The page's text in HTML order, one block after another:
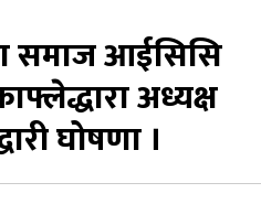
समाज आईसिसि
अध्यक्ष
घोषणा ।